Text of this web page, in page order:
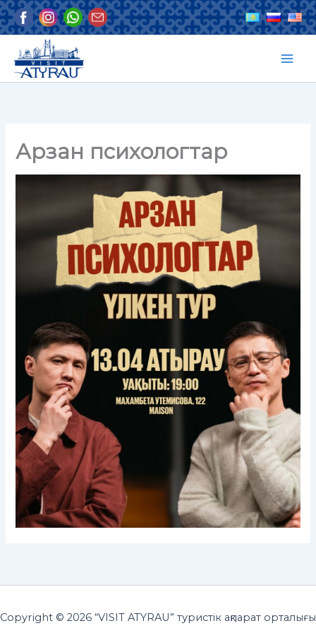
Skip
to
Арзан психологтар
Copyright © 2026 “VISIT ATYRAU” туристік ақпарат орталығы